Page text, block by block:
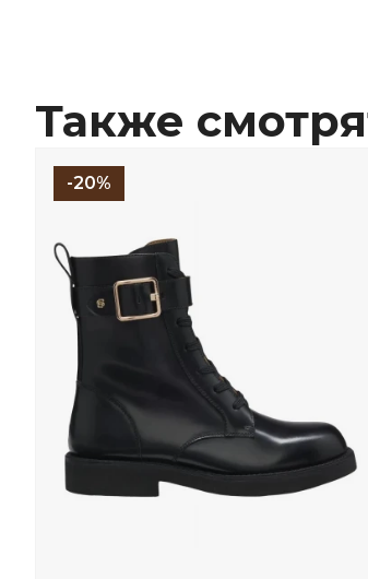
Также
-20%